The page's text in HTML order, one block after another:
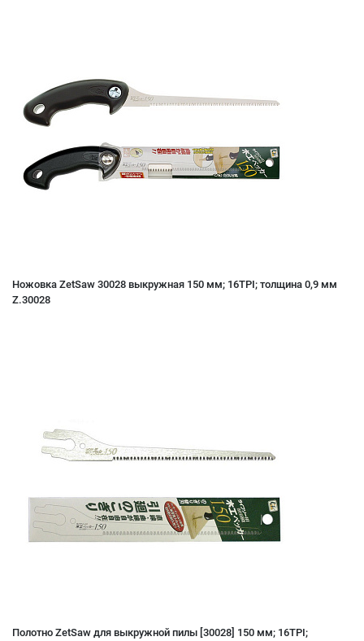
Ножовка ZetSaw 30028 выкружная 150 мм; 16TPI; толщина 0,9 мм
Z.30028
Полотно ZetSaw для выкружной пилы [30028] 150 мм; 16TPI;